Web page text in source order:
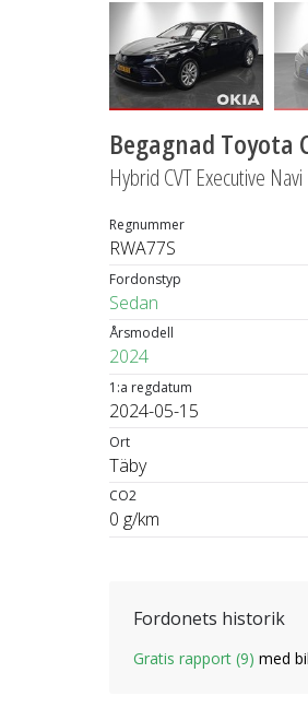
Begagnad Toyota
Hybrid CVT Executive
Regnummer
RWA77S
Fordonstyp
Sedan
Årsmodell
2024
1:a regdatum
2024-05-15
Ort
Täby
CO2
0 g/km
Fordonets historik
Gratis rapport (9) med